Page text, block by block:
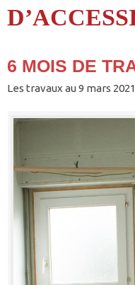
6 MOIS DE
Les travaux au 9 mars 2021